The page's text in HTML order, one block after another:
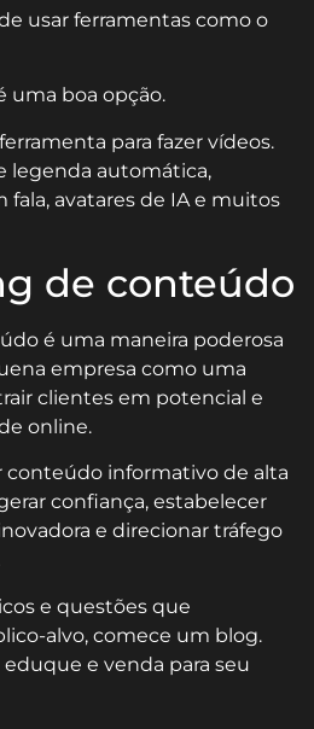
usar ferramentas como o
uma boa opção.
para fazer vídeos.
legenda automática,
avatares de IA e muitos
de conteúdo
é uma maneira poderosa
empresa como uma
clientes em potencial e
online.
conteúdo informativo de alta
confiança, estabelecer
e direcionar tráfego
e questões que
alvo, comece um blog.
e venda para seu